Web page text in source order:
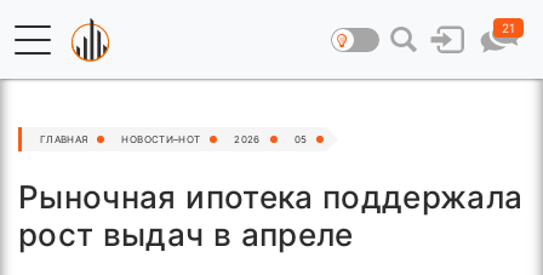
21
ГЛАВНАЯ НОВОСТИ–HOT 2026 05
Рыночная ипотека поддержала
рост выдач в апреле